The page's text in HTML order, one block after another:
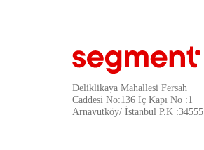
Deliklikaya Mahallesi Fersah
Caddesi No:136 İç Kapı No :1
Arnavutköy/ İstanbul P.K :34555